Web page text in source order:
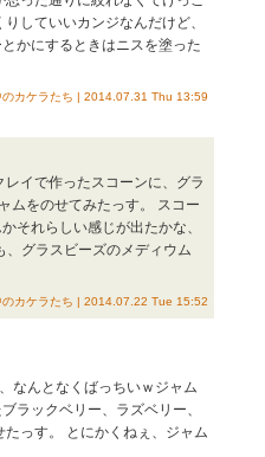
していいカンジなんだけど、
かにするときはニスを塗った
のカケラたち | 2014.07.31 Thu 13:59
イで作ったスコーンに、グラ
ムをのせてみたっす。 スコー
それらしい感じが出たかな、
、グラスビーズのメディウム
のカケラたち | 2014.07.22 Tue 15:52
なんとなくばっちいｗジャム
ラックベリー、ラズベリー、
っす。 とにかくねぇ、ジャム